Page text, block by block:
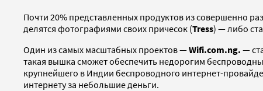
Почти 20% представленных продуктов из совершенно
делятся фотографиями своих причесок (Tress) — либо
Один из самых масштабных проектов —Wifi.com.ng. —
такая вышка сможет обеспечить недорогим
крупнейшего в Индии беспроводного интернет-
интернету за небольшие деньги.